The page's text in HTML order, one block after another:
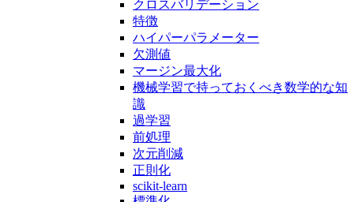
クロスバリデーション
特徴
ハイパーパラメーター
欠測値
マージン最大化
機械学習で持っておくべき数学的な知
識
過学習
前処理
次元削減
正則化
scikit-learn